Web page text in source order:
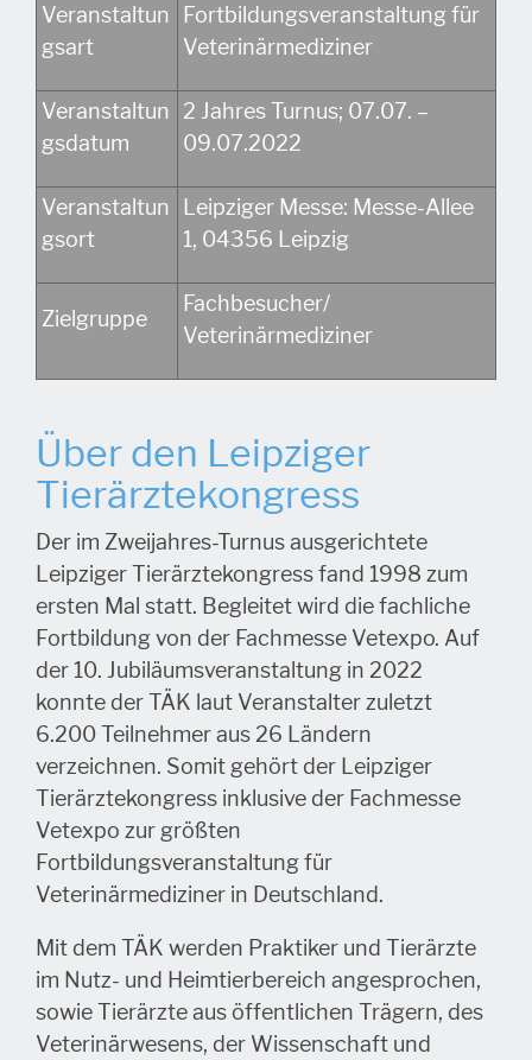
Veranstaltun
gsart
Fortbildungsveranstaltung für
Veterinärmediziner
Veranstaltun
gsdatum
2 Jahres Turnus; 07.07. –
09.07.2022
Veranstaltun
gsort
Leipziger Messe: Messe-Allee
1, 04356 Leipzig
Zielgruppe
Fachbesucher/
Veterinärmediziner
Über den Leipziger
Tierärztekongress
Der im Zweijahres-Turnus ausgerichtete
Leipziger Tierärztekongress fand 1998 zum
ersten Mal statt. Begleitet wird die fachliche
Fortbildung von der Fachmesse Vetexpo. Auf
der 10. Jubiläumsveranstaltung in 2022
konnte der TÄK laut Veranstalter zuletzt
6.200 Teilnehmer aus 26 Ländern
verzeichnen. Somit gehört der Leipziger
Tierärztekongress inklusive der Fachmesse
Vetexpo zur größten
Fortbildungsveranstaltung für
Veterinärmediziner in Deutschland.
Mit dem TÄK werden Praktiker und Tierärzte
im Nutz- und Heimtierbereich angesprochen,
sowie Tierärzte aus öffentlichen Trägern, des
Veterinärwesens, der Wissenschaft und